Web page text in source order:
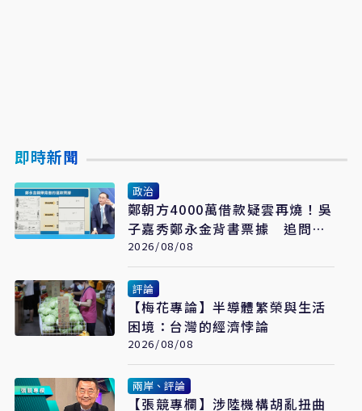
即時新聞
政治
鄭朝方4000萬借款疑雲再燒！吳
子嘉秀鄭永金背書票據 追問
2018選舉資金流向
2026/08/08
評論
【梅花專論】半導體繁榮與生活
困境：台灣的經濟悖論
2026/08/08
兩岸、評論
【張競專欄】涉陸機構胡亂扭曲